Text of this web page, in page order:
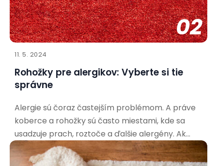
02
11. 5. 2024
Rohožky pre alergikov: Vyberte si tie
správne
Alergie sú čoraz častejším problémom. A práve
koberce a rohožky sú často miestami, kde sa
usadzuje prach, roztoče a ďalšie alergény. Ak
trpíte alergiami, výber správnej rohožky je kľúčový
pre vaše zdravie a pohodu. Aké materiály sú